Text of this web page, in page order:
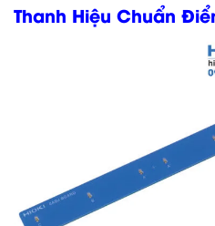
Thanh Hiệu Chuẩn